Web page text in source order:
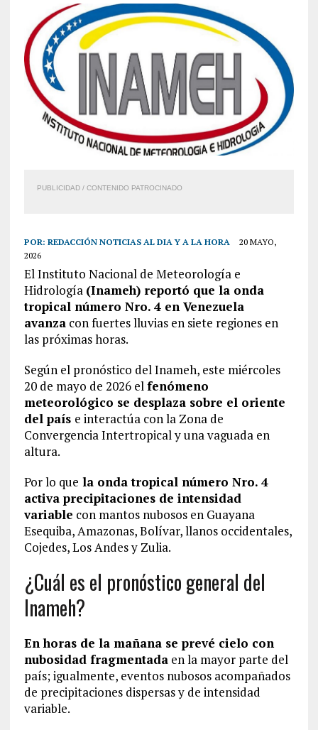
PUBLICIDAD / CONTENIDO PATROCINADO
POR: REDACCIÓN NOTICIAS AL DIA Y A LA HORA
20 MAYO,
2026
El Instituto Nacional de Meteorología e
Hidrología (Inameh) reportó que la onda
tropical número Nro. 4 en Venezuela
avanzacon fuertes lluvias en siete regiones en
las próximas horas.
Según el pronóstico del Inameh, este miércoles
20 de mayo de 2026 elfenómeno
meteorológico se desplaza sobre el oriente
del país e interactúa con la Zona de
Convergencia Intertropical y una vaguada en
altura.
Por lo que la onda tropical número Nro. 4
activa precipitaciones de intensidad
variable con mantos nubosos en Guayana
Esequiba, Amazonas, Bolívar, llanos occidentales,
Cojedes, Los Andes y Zulia.
¿Cuál es el pronóstico general del
Inameh?
En horas de la mañana se prevé cielo con
nubosidad fragmentadaen la mayor parte del
país; igualmente, eventos nubosos acompañados
de precipitaciones dispersas y de intensidad
variable.